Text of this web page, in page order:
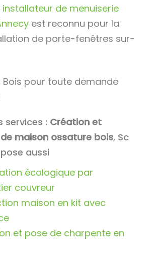
installateur de menuiserie
est reconnu pour la
de porte-fenêtres sur-
Bois pour toute demande
services : Création et
maison ossature bois, Sc
aussi
écologique par
couvreur
maison en kit avec
et pose de charpente en